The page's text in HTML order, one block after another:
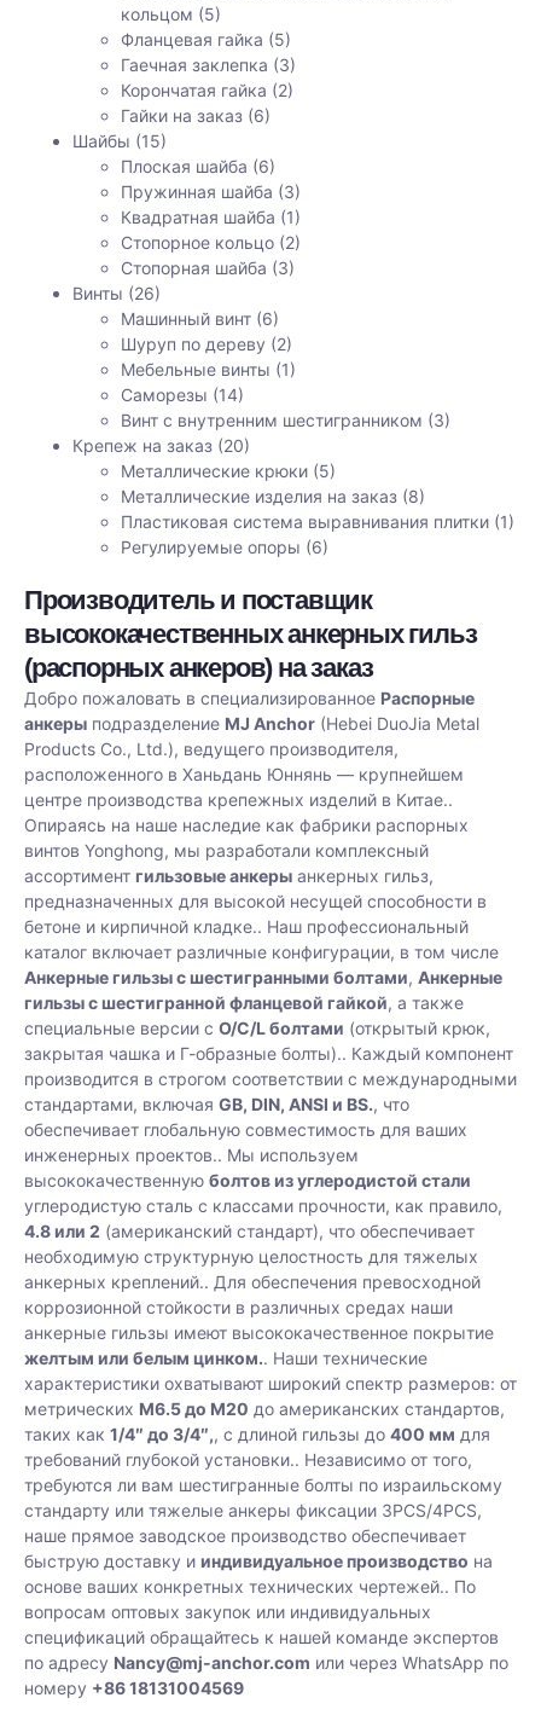
кольцом (5)
Фланцевая гайка (5)
Гаечная заклепка (3)
Корончатая гайка (2)
Гайки на заказ (6)
Шайбы (15)
Плоская шайба (6)
Пружинная шайба (3)
Квадратная шайба (1)
Стопорное кольцо (2)
Стопорная шайба (3)
Винты (26)
Машинный винт (6)
Шуруп по дереву (2)
Мебельные винты (1)
Саморезы (14)
Винт с внутренним шестигранником (3)
Крепеж на заказ (20)
Металлические крюки (5)
Металлические изделия на заказ (8)
Пластиковая система выравнивания плитки (1)
Регулируемые опоры (6)
Производитель и поставщик
высококачественных анкерных гильз
(распорных анкеров) на заказ
Добро пожаловать в специализированное Распорные
анкеры подразделение MJ Anchor (Hebei DuoJia Metal
Products Co., Ltd.), ведущего производителя,
расположенного в Ханьдань Юннянь — крупнейшем
центре производства крепежных изделий в Китае..
Опираясь на наше наследие как фабрики распорных
винтов Yonghong, мы разработали комплексный
ассортимент гильзовые анкеры анкерных гильз,
предназначенных для высокой несущей способности в
бетоне и кирпичной кладке.. Наш профессиональный
каталог включает различные конфигурации, в том числе
Анкерные гильзы с шестигранными болтами, Анкерные
гильзы с шестигранной фланцевой гайкой, а также
специальные версии с O/C/L болтами (открытый крюк,
закрытая чашка и Г-образные болты).. Каждый компонент
производится в строгом соответствии с международными
стандартами, включая GB, DIN, ANSI и BS., что
обеспечивает глобальную совместимость для ваших
инженерных проектов.. Мы используем
высококачественную болтов из углеродистой стали
углеродистую сталь с классами прочности, как правило,
4.8 или 2 (американский стандарт), что обеспечивает
необходимую структурную целостность для тяжелых
анкерных креплений.. Для обеспечения превосходной
коррозионной стойкости в различных средах наши
анкерные гильзы имеют высококачественное покрытие
желтым или белым цинком.. Наши технические
характеристики охватывают широкий спектр размеров: от
метрических M6.5 до M20 до американских стандартов,
таких как 1/4″ до 3/4″,, с длиной гильзы до 400 мм для
требований глубокой установки.. Независимо от того,
требуются ли вам шестигранные болты по израильскому
стандарту или тяжелые анкеры фиксации 3PCS/4PCS,
наше прямое заводское производство обеспечивает
быструю доставку и индивидуальное производство на
основе ваших конкретных технических чертежей.. По
вопросам оптовых закупок или индивидуальных
спецификаций обращайтесь к нашей команде экспертов
по адресу Nancy@mj-anchor.com или через WhatsApp по
номеру +86 18131004569